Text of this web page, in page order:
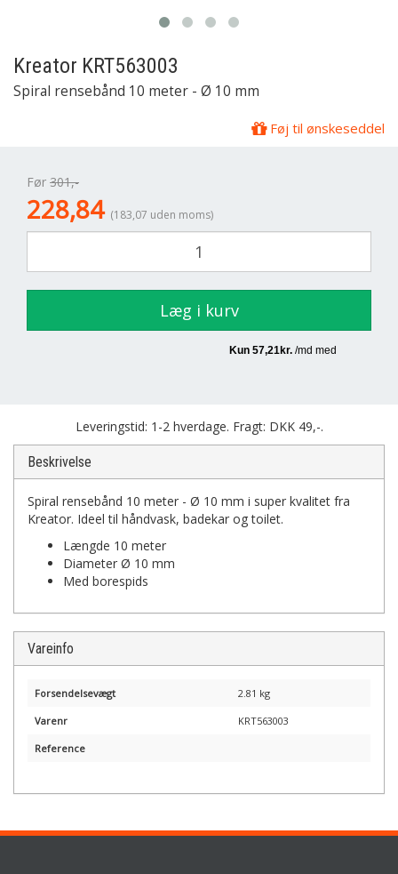
Kreator KRT563003
Spiral rensebånd 10 meter - Ø 10 mm
Føj til ønskeseddel
Før 301,-
228,84 (183,07 uden moms)
Læg i kurv
Leveringstid: 1-2 hverdage. Fragt: DKK 49,-.
Beskrivelse
Spiral rensebånd 10 meter - Ø 10 mm i super kvalitet fra
Kreator. Ideel til håndvask, badekar og toilet.
Længde 10 meter
Diameter Ø 10 mm
Med borespids
Vareinfo
Forsendelsevægt 2.81 kg
Varenr KRT563003
Reference